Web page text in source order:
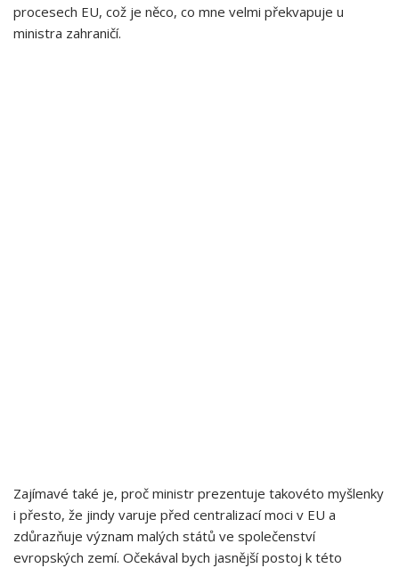
procesech ⁢EU, což je něco, co mne velmi překvapuje ⁢u
ministra zahraničí.
Zajímavé také je, proč ministr prezentuje takovéto myšlenky
i přesto, že jindy varuje před‍ centralizací‌ moci v EU a
zdůrazňuje ‌význam malých států ve společenství
evropských zemí. Očekával bych jasnější postoj k této